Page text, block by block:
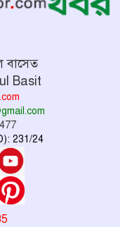
বাসেত
Basit
231/24